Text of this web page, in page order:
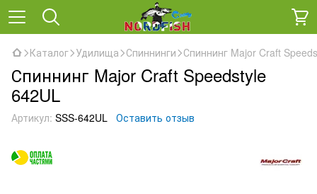
Каталог Удилища Спиннинги Спиннинг Major Craft
Спиннинг Major Craft Speedstyle
642UL
Артикул: SSS-642UL Оставить отзыв